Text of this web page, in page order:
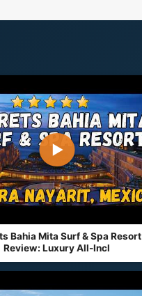
▶
Bahia Mita Surf & Spa Resort
Review: Luxury All-Incl